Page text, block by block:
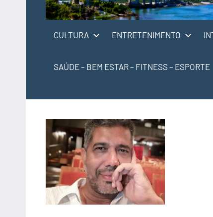
CULTURA ENTRETENIMENTO
SAÚDE – BEM ESTAR – FITNESS – ESPORTE